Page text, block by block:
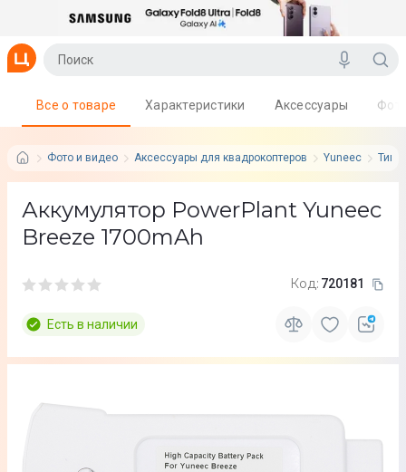
Фото и видео Аксессуары для квадрокоптеров Yuneec Тип:
Все о товаре Характеристики Аксессуары
Аккумулятор PowerPlant Yuneec
Breeze 1700mAh
Код: 720181
Есть в наличии